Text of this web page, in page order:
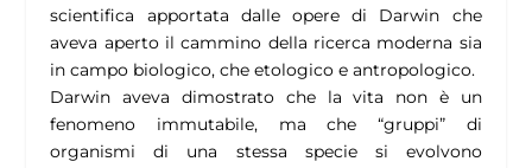
scientifica apportata dalle opere di Darwin che
aveva aperto il cammino della ricerca moderna sia
in campo biologico, che etologico e antropologico.
Darwin aveva dimostrato che la vita non è un
fenomeno immutabile, ma che “gruppi” di
organismi di una stessa specie si evolvono